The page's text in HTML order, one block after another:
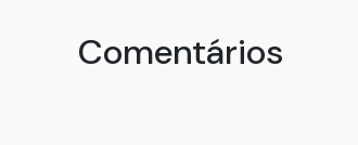
Comentários